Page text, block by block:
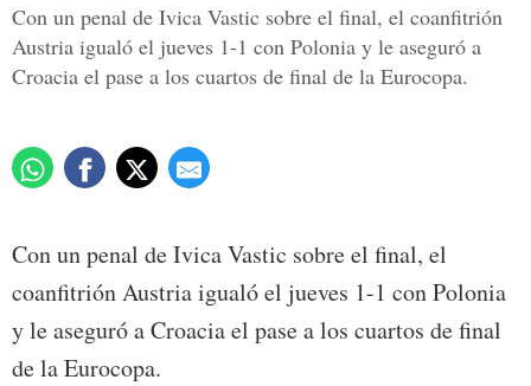
Con un penal de Ivica Vastic sobre el final, el coanfitrión
Austria igualó el jueves 1-1 con Polonia y le aseguró a
Croacia el pase a los cuartos de final de la Eurocopa.
Con un penal de Ivica Vastic sobre el final, el
coanfitrión Austria igualó el jueves 1-1 con Polonia
y le aseguró a Croacia el pase a los cuartos de final
de la Eurocopa.